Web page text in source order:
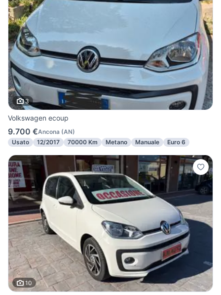
3
Volkswagen ecoup
9.700 €Ancona (AN)
Usato
12/2017 70000 Km Metano Manuale Euro 6
10